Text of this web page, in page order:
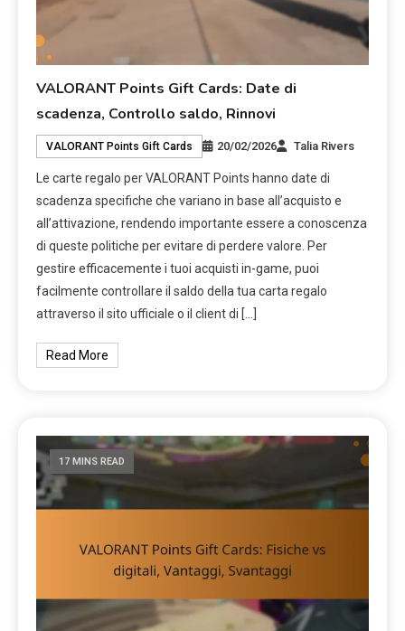
VALORANT Points Gift Cards: Date di
scadenza, Controllo saldo, Rinnovi
VALORANT Points Gift Cards 20/02/2026 Talia Rivers
Le carte regalo per VALORANT Points hanno date di
scadenza specifiche che variano in base all’acquisto e
all’attivazione, rendendo importante essere a conoscenza
di queste politiche per evitare di perdere valore. Per
gestire efficacemente i tuoi acquisti in-game, puoi
facilmente controllare il saldo della tua carta regalo
attraverso il sito ufficiale o il client di […]
Read More
17 MINS READ